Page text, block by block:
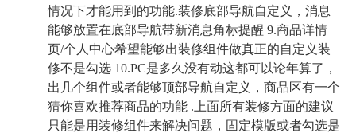
情况下才能用到的功能.装修底部导航自定义，消息
能够放置在底部导航带新消息角标提醒 9.商品详情
页/个人中心希望能够出装修组件做真正的自定义装
修不是勾选 10.PC是多久没有动这都可以论年算了，
出几个组件或者能够顶部导航自定义，商品区有一个
猜你喜欢推荐商品的功能 .上面所有装修方面的建议
只能是用装修组件来解决问题，固定模版或者勾选是